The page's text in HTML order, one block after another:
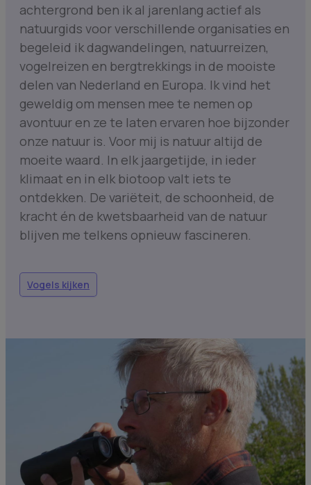
achtergrond ben ik al jarenlang actief als
natuurgids voor verschillende organisaties en
begeleid ik dagwandelingen, natuurreizen,
vogelreizen en bergtrekkings in de mooiste
delen van Nederland en Europa. Ik vind het
geweldig om mensen mee te nemen op
avontuur en ze te laten ervaren hoe bijzonder
onze natuur is. Voor mij is natuur altijd de
moeite waard. In elk jaargetijde, in ieder
klimaat en in elk biotoop valt iets te
ontdekken. De variëteit, de schoonheid, de
kracht én de kwetsbaarheid van de natuur
blijven me telkens opnieuw fascineren.
Vogels kijken